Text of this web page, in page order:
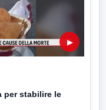
▶
per stabilire le